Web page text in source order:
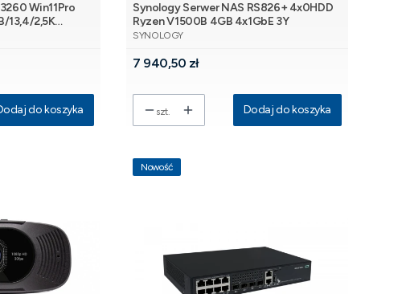
Win11Pro
13,4/2,5K
3
do koszyka
Synology Serwer NAS RS826+ 4x0HDD
Ryzen V1500B 4GB 4x1GbE 3Y
PRODUCENT
SYNOLOGY
Cena
7 940,50 zł
szt. Dodaj do koszyka
Nowość